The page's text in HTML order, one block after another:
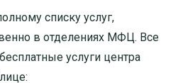
списку услуг,
в отделениях МФЦ. Все
услуги центра